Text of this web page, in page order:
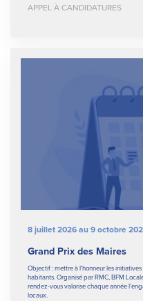
APPEL À CANDIDATURES
8 juillet 2026 au 9 octobre
Grand Prix des Maires
Objectif : mettre à l'honneur les
habitants. Organisé par RMC, BFM
rendez-vous valorise chaque année
locaux.